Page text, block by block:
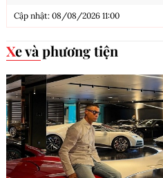
Cập nhật: 08/08/2026 11:00
Xe và phương tiện